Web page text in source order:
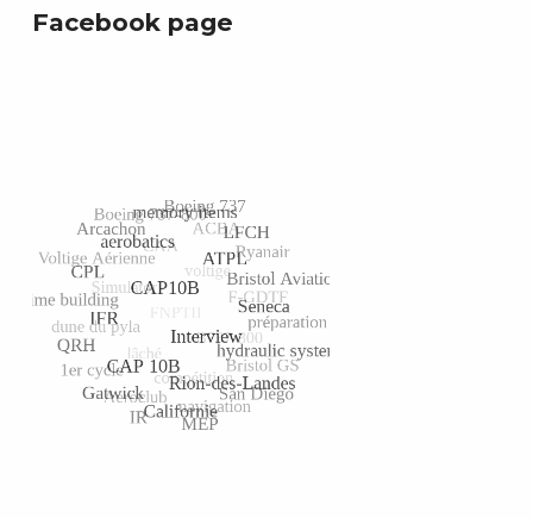
Facebook page